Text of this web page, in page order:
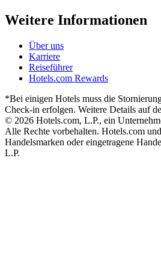
Weitere Informationen
Über uns
Karriere
Reiseführer
Hotels.com Rewards
*Bei einigen Hotels muss die
Check-in erfolgen. Weitere Details auf
© 2026 Hotels.com, L.P., ein
Alle Rechte vorbehalten. Hotels.com
Handelsmarken oder eingetragene
L.P.